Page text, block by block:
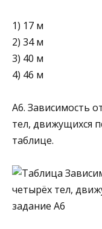
1) 17 м
2) 34 м
3) 40 м
4) 46 м
А6. Зависимость
тел, движущихся
таблице.